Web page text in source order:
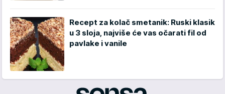
Recept za kolač smetanik: Ruski klasik
u 3 sloja, najviše će vas očarati fil od
pavlake i vanile